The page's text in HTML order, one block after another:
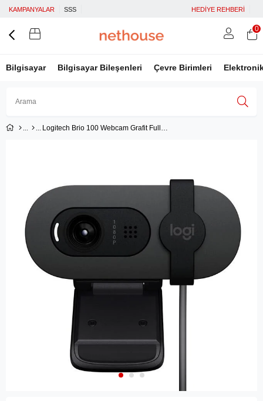
KAMPANYALAR SSS HEDİYE REHBERİ
Bilgisayar Bilgisayar Bileşenleri Çevre Birimleri
Üye Girişi
0
Logitech Brio 100 Webcam Grafit Full HD 960-001585